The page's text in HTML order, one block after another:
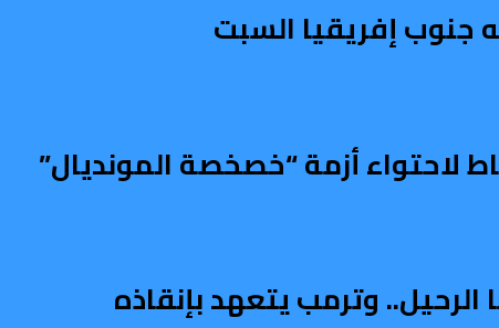
جنوب إفريقيا السبت
لاحتواء أزمة “خصخصة المونديال”
وترمب يتعهد بإنقاذه